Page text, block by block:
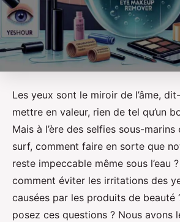
Les yeux sont le miroir de l’âme,
mettre en valeur, rien de tel qu’un
Mais à l’ère des selfies sous-
surf, comment faire en sorte que
reste impeccable même sous l’eau
comment éviter les irritations des
causées par les produits de beauté
posez ces questions ? Nous avons